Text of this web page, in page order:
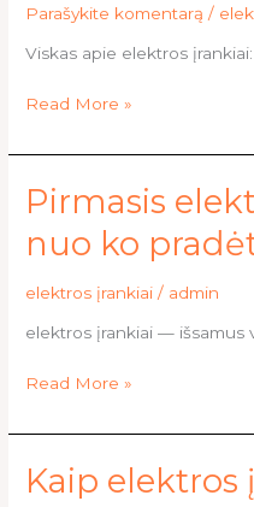
Parašykite komentarą /
Viskas apie elektros
elektros
Read More »
Pirmasis
nuo ko
elektros įrankiai / admin
elektros įrankiai — išsamus
Pirmasis
elektros
įrankiai:
ko
Read More »
Kaip elektros
Kaip
elektros